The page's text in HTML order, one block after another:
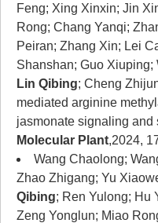
Feng; Xing Xinxin; Jin
Rong; Chang Yanqi;
Peiran; Zhang Xin; Lei
Shanshan; Guo
Lin Qibing; Cheng
mediated arginine
jasmonate signaling and
Molecular Plant,2024,
Wang Chaolong;
Zhao Zhigang; Yu
Qibing; Ren Yulong; Hu
Zeng Yonglun; Miao